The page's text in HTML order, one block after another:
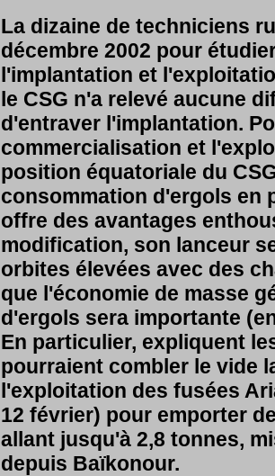
La dizaine de techniciens
décembre 2002 pour
l'implantation et
le CSG n'a relevé aucune
d'entraver l'implantation.
commercialisation et
position équatoriale du
consommation d'ergols en
offre des avantages
modification, son lanceur
orbites élevées avec des
que l'économie de masse
d'ergols sera importante
En particulier, expliquent
pourraient combler le vide
l'exploitation des fusées
12 février) pour emporter
allant jusqu'à 2,8 tonnes,
depuis Baïkonour.